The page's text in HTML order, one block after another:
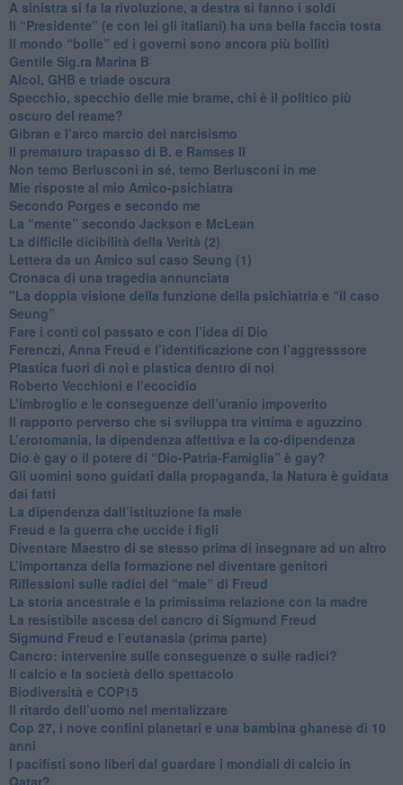
​A sinistra si fa la rivoluzione, a destra si fanno i soldi
​Il “Presidente” (e con lei gli italiani) ha una bella faccia tosta
​Il mondo “bolle” ed i governi sono ancora più bolliti
​Gentile Sig.ra Marina B
​Alcol, GHB e triade oscura
​Specchio, specchio delle mie brame, chi è il politico più
oscuro del reame?
​Gibran e l’arco marcio del narcisismo
​Il prematuro trapasso di B. e Ramses II
​Non temo Berlusconi in sé, temo Berlusconi in me
​Mie risposte al mio Amico-psichiatra
​Secondo Porges e secondo me
​La “mente” secondo Jackson e McLean
La difficile dicibilità della Verità (2)
​Lettera da un Amico sul caso Seung (1)
​Cronaca di una tragedia annunciata
"​La doppia visione della funzione della psichiatria e “il caso
Seung”
​Fare i conti col passato e con l’idea di Dio
​Ferenczi, Anna Freud e l’identificazione con l’aggresssore
Plastica fuori di noi e plastica dentro di noi
​Roberto Vecchioni e l’ecocidio
​L’imbroglio e le conseguenze dell’uranio impoverito
​Il rapporto perverso che si sviluppa tra vittima e aguzzino
L’erotomania, la dipendenza affettiva e la co-dipendenza
​Dio è gay o il potere di “Dio-Patria-Famiglia” è gay?
​Gli uomini sono guidati dalla propaganda, la Natura è guidata
dai fatti
La dipendenza dall’istituzione fa male
​Freud e la guerra che uccide i figli
​Diventare Maestro di se stesso prima di insegnare ad un altro
L’importanza della formazione nel diventare genitori
Riflessioni sulle radici del “male” di Freud
​La storia ancestrale e la primissima relazione con la madre
​La resistibile ascesa del cancro di Sigmund Freud
Sigmund Freud e l’eutanasia (prima parte)
Cancro: intervenire sulle conseguenze o sulle radici?
​Il calcio e la società dello spettacolo
Biodiversità e COP15
​Il ritardo dell’uomo nel mentalizzare
​Cop 27, i nove confini planetari e una bambina ghanese di 10
anni
​I pacifisti sono liberi dal guardare i mondiali di calcio in
Qatar?